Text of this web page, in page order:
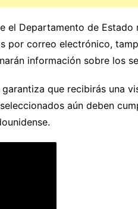
el Departamento de
por correo electrónico,
información sobre los
que recibirás una
aún deben